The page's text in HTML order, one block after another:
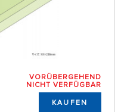
VORÜBERGEHEND
NICHT VERFÜGBAR
KAUFEN